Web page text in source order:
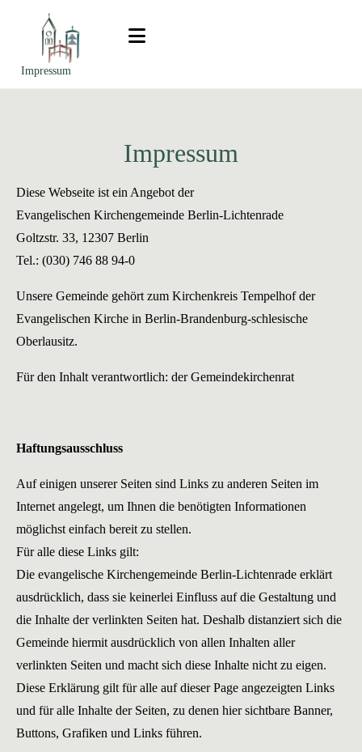
Zum Inhalt springen
Impressum
Impressum
Diese Webseite ist ein Angebot der
Evangelischen Kirchengemeinde Berlin-Lichtenrade
Goltzstr. 33, 12307 Berlin
Tel.: (030) 746 88 94-0
Unsere Gemeinde gehört zum Kirchenkreis Tempelhof der
Evangelischen Kirche in Berlin-Brandenburg-schlesische
Oberlausitz.
Für den Inhalt verantwortlich: der Gemeindekirchenrat
Haftungsausschluss
Auf einigen unserer Seiten sind Links zu anderen Seiten im
Internet angelegt, um Ihnen die benötigten Informationen
möglichst einfach bereit zu stellen.
Für alle diese Links gilt:
Die evangelische Kirchengemeinde Berlin-Lichtenrade erklärt
ausdrücklich, dass sie keinerlei Einfluss auf die Gestaltung und
die Inhalte der verlinkten Seiten hat. Deshalb distanziert sich die
Gemeinde hiermit ausdrücklich von allen Inhalten aller
verlinkten Seiten und macht sich diese Inhalte nicht zu eigen.
Diese Erklärung gilt für alle auf dieser Page angezeigten Links
und für alle Inhalte der Seiten, zu denen hier sichtbare Banner,
Buttons, Grafiken und Links führen.